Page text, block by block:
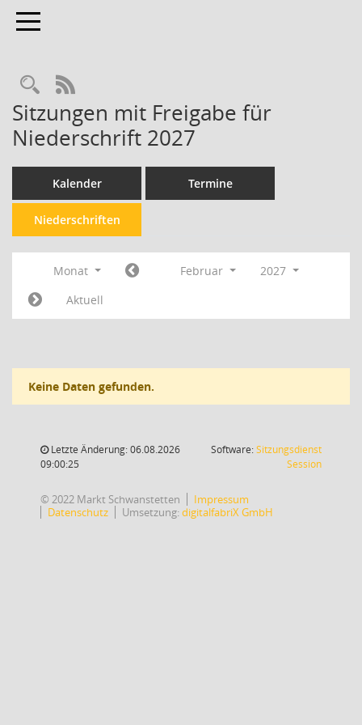
Toggle navigation
Rechercheauswahl
RSS-Feed
Sitzungen mit Freigabe für
Niederschrift 2027
Kalender Termine
Niederschriften
Monat Februar
2027
Aktuell
Keine Daten gefunden.
Letzte Änderung: 06.08.2026
09:00:25
Software:Sitzungsdienst
Session(Wird in
© 2022 Markt Schwanstetten
Impressum
Datenschutz
Umsetzung:digitalfabriX GmbH